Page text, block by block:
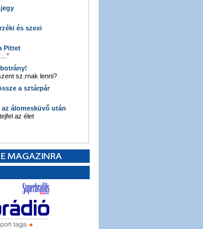
és szexi
Pittet
sz.rnak lenni?
a sztárpár
álomesküvő után
az élet